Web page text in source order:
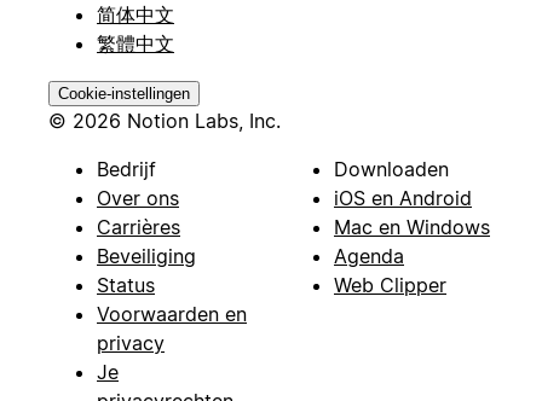
简体中文
繁體中文
Cookie-instellingen
© 2026 Notion Labs, Inc.
Bedrijf
Over ons
Carrières
Beveiliging
Status
Voorwaarden en
privacy
Je
Downloaden
iOS en Android
Mac en Windows
Agenda
Web Clipper